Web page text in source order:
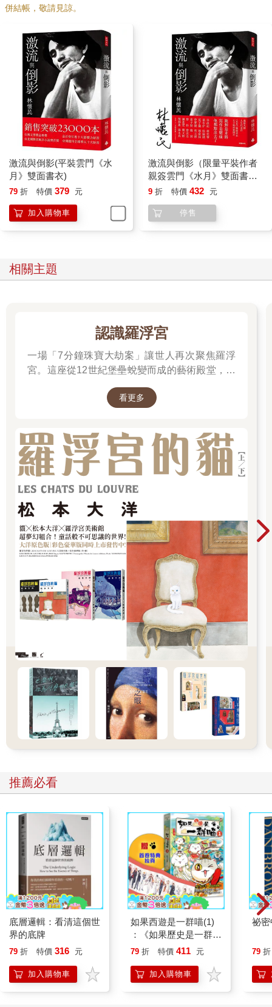
信的筆友。被關在衛道，我憧憬台北和文學，晚自習時，專心爬
外。
等我十七歲上台北時，馬各已經調離聯副，《皇冠》雜誌創辦人
平鑫濤先生接任主編。但馬各仍然像大哥哥那樣招呼我，不斷問
我缺什麼，可以怎麼幫我安頓下來。
二○○五年，筆名馬各的駱學良先生病逝。張作錦先生在懷念他的
文章說：「馬各敬事也敬人，他給作者、讀者寫信之勤之多，常
令我吃驚。若把這些來往函札編輯起來，是很有價值的文壇史
料。馬各不單是尊重成名作家，尤其獎掖年輕作者，常請他們個
別的、集體的喝茶聊天。」我就是他鼓勵呵護的孩子之一。
到台北沒多久，平先生跟我簽了皇冠基本作家合同，可以預支稿
費。但大一的我當然趕不上瓊瑤，朱西甯，司馬中原這些前輩，
對皇冠貢獻萬分微薄。
平先生主持聯副十多年，在林海音先生十年樹立的純文學風格，
注入皇冠的大眾品味。六○年代瓊瑤的《煙雨濛濛》，七○年代三
毛的《撒拉哈的故事》在聯副連載，造成轟動。一九六六年，三
浦綾子的《冰點》在副刊全版連載九天後隨即全書出版，二十萬
說，這個紀錄四十年後才被《哈利波特》打破。
畢業那年，余光中先生出任《現代文學》主編，向我約稿。我在
部隊宿舍埋頭寫岀中篇〈蟬〉，《現代文學》分兩期發表。然
後，退伍，出書，到密蘇里大學新聞學院讀書。一個多月後，收
到素昧平生的聶華苓先生來信，邀我去艾荷華共度感恩節。火雞
畫。我那時在大學餐廳打工，還包下週末清洗大餐廳地板和廁所
就進了英文系的作家工作坊，同時每週四次去上現代舞課，也參
加學校舞團的演出。在艾荷華，後知後覺的我才發現，啟蒙我寫
作的《自由中國》文學欄的主編就是聶華苓先生！
一九七二年，讀完書，回台灣，回政大教書。一年後，我給自己
闖了大禍：在沒有專業背景，不知舞團為何物的狀況下，創辦了
雲門舞集。
一九七六年，平鑫濤先生離開報社，全心經營皇冠和電影公司，
馬各重掌聯副。隔年馬各創辦《聯合報》短篇小說獎，邀我當評
審。我說，我我我我不敢跟林海音，彭歌這些長輩坐在一起。他
說，我們需要有年輕人的觀點。大哥有令，只能遵從。那是獎金
豐厚的民間文學獎的開端。
七七年，馬各策畫了「特約撰述」制度，聯合報跟一批年輕作家
簽合同，月薪五千，稿費另計。那時我在政大的講師薪水只有三
千出頭。印象中，簽約的作家包括三毛，吳念真，李昂，朱天
文，朱天心，蔣曉雲，小野。
同年十月，馬各升任《聯合報》副總編輯，剛從美國拿到碩士學
位返台的瘂弦先生接任聯副主編。隔年，高信疆重掌《中國時
報》人間副刊。聯副、人間就此展開激烈的良性競爭。七八○年
代，民間在壓抑的政治氛圍中，重新認識島嶼與歷史，力圖發
聲，副刊的範疇從文學擴大到社會參與，推動了台灣當代文化的
發展。
瘂弦是偶像級的詩人。幾代文青跪讀，背誦「哈里路亞！我仍活
著。工作，散步，向壞人致敬，微笑和不朽。為生存而生存，為
看雲而看雲，厚著臉皮占地球的一部分⋯⋯」這類的名句。
併結帳，敬請見諒。
激流與倒影(平裝雲門《水
月》雙面書衣)
79 折 特價 379 元
加入購物車
激流與倒影（限量平裝作者
親簽雲門《水月》雙面書
衣）
9 折 特價 432 元
停售
相關主題
認識羅浮宮
一場「7分鐘珠寶大劫案」讓世人再次聚焦羅浮
宮。這座從12世紀堡壘蛻變而成的藝術殿堂，收
一起深入探尋羅浮宮八百年的歷史、珍藏的秘密
看更多
推薦必看
底層邏輯：看清這個世
界的底牌
79 折 特價 316 元
加入購物車
如果西遊是一群喵(1)
：《如果歷史是一群
喵》作者最新力作，附
79 折 特價 411 元
加入購物車
祕
79 折